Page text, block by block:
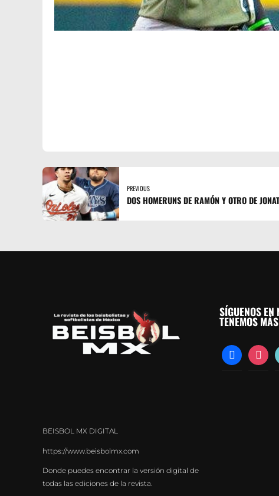
PREVIOUS
DOS HOMERUNS DE RAMÓN Y OTRO DE
BEISBOL MX DIGITAL
https://www.beisbolmx.com
Donde puedes encontrar la versión digital de
todas las ediciones de la revista.
SÍGUENOS
TENEMOS
facebook